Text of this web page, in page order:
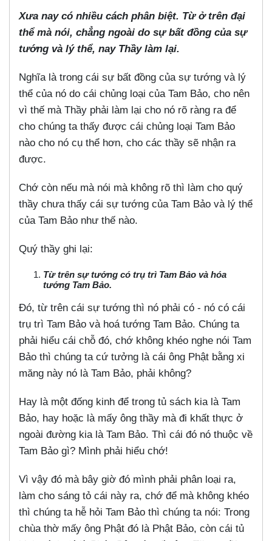
Xưa nay có nhiều cách phân biệt. Từ ở trên đại
thể mà nói, chẳng ngoài do sự bất đồng của sự
tướng và lý thể, nay Thầy làm lại.
Nghĩa là trong cái sự bất đồng của sự tướng và lý
thể của nó do cái chủng loại của Tam Bảo, cho nên
vì thế mà Thầy phải làm lại cho nó rõ ràng ra để
cho chúng ta thấy được cái chủng loại Tam Bảo
nào cho nó cụ thể hơn, cho các thầy sẽ nhận ra
được.
Chớ còn nếu mà nói mà không rõ thì làm cho quý
thầy chưa thấy cái sự tướng của Tam Bảo và lý thể
của Tam Bảo như thế nào.
Quý thầy ghi lại:
Từ trên sự tướng có trụ trì Tam Bảo và hóa
tướng Tam Bảo.
Đó, từ trên cái sự tướng thì nó phải có - nó có cái
trụ trì Tam Bảo và hoá tướng Tam Bảo. Chúng ta
phải hiểu cái chỗ đó, chớ không khéo nghe nói Tam
Bảo thì chúng ta cứ tưởng là cái ông Phật bằng xi
măng này nó là Tam Bảo, phải không?
Hay là một đống kinh để trong tủ sách kia là Tam
Bảo, hay hoặc là mấy ông thầy mà đi khất thực ở
ngoài đường kia là Tam Bảo. Thì cái đó nó thuộc về
Tam Bảo gì? Mình phải hiểu chớ!
Vì vậy đó mà bây giờ đó mình phải phân loại ra,
làm cho sáng tỏ cái này ra, chớ để mà không khéo
thì chúng ta hễ hỏi Tam Bảo thì chúng ta nói: Trong
chùa thờ mấy ông Phật đó là Phật Bảo, còn cái tủ